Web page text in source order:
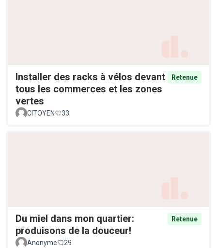
Installer des racks à vélos devant
tous les commerces et les zones
vertes
Retenue
CITOYEN 33
Du miel dans mon quartier:
produisons de la douceur!
Retenue
Anonyme 29